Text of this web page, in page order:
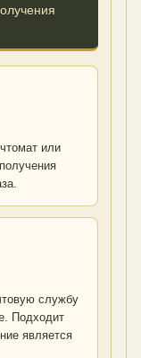
или
службу
Подходит
является